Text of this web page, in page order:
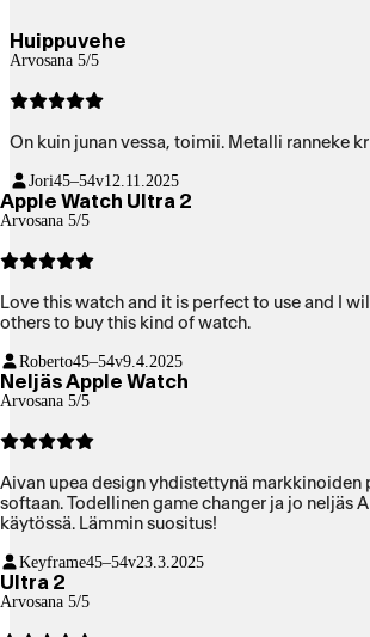
Huippuvehe
Arvosana 5/5
On kuin junan vessa, toimii. Metalli ranneke
Jori45–54v12.11.2025
Apple Watch Ultra 2
Arvosana 5/5
Love this watch and it is perfect to use and I
others to buy this kind of watch.
Roberto45–54v9.4.2025
Neljäs Apple Watch
Arvosana 5/5
Aivan upea design yhdistettynä markkinoiden
softaan. Todellinen game changer ja jo neljäs
käytössä. Lämmin suositus!
Keyframe45–54v23.3.2025
Ultra 2
Arvosana 5/5